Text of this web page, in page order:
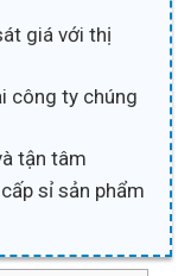
giá với thị
công ty chúng
tận tâm
sỉ sản phẩm